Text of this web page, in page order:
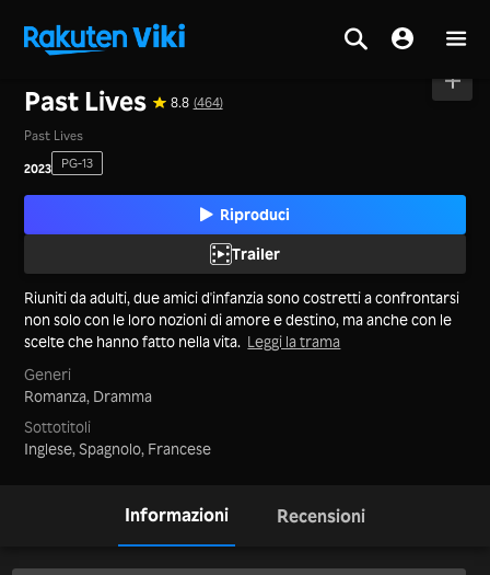
Past Lives 8.8 (464)
Past Lives
2023 PG-13
Riproduci
Trailer
Riuniti da adulti, due amici d'infanzia sono costretti a confrontarsi
non solo con le loro nozioni di amore e destino, ma anche con le
scelte che hanno fatto nella vita. Leggi la trama
Generi
Romanza, Dramma
Sottotitoli
Inglese, Spagnolo, Francese
Informazioni Recensioni